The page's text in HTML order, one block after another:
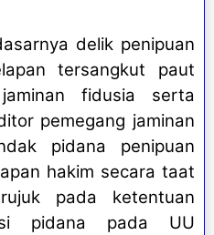
delik penipuan
tersangkut paut
fidusia serta
pemegang jaminan
pidana penipuan
hakim secara taat
pada ketentuan
pidana pada UU